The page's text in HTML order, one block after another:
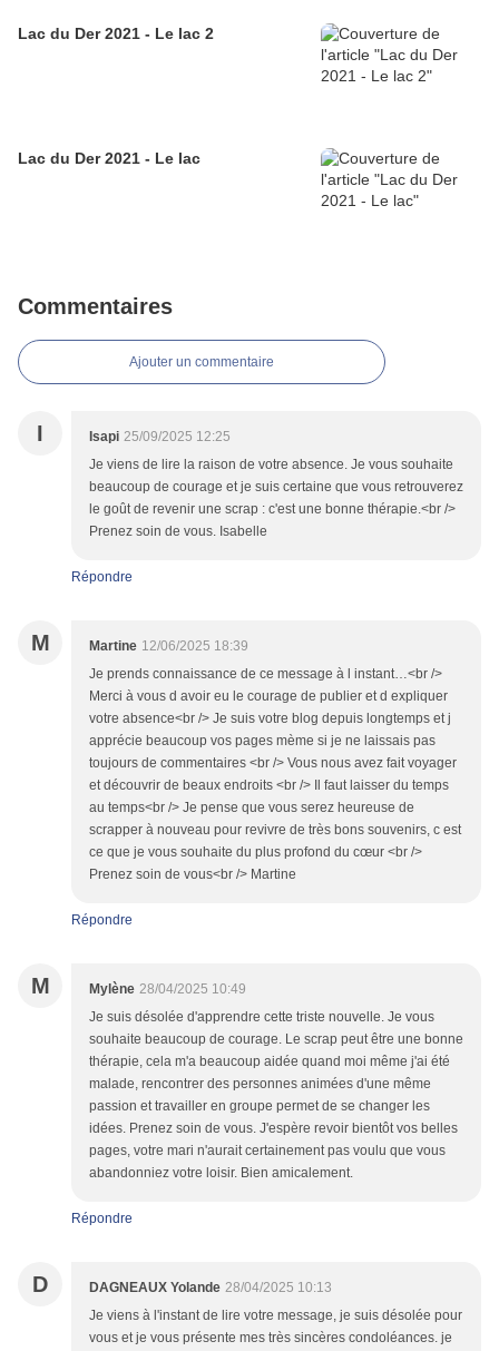
Lac du Der 2021 - Le lac 2
Lac du Der 2021 - Le lac
Commentaires
Ajouter un commentaire
I Isapi 25/09/2025 12:25
Je viens de lire la raison de votre absence. Je vous souhaite
beaucoup de courage et je suis certaine que vous retrouverez
le goût de revenir une scrap : c'est une bonne thérapie.<br />
Prenez soin de vous. Isabelle
Répondre
M Martine 12/06/2025 18:39
Je prends connaissance de ce message à l instant…<br />
Merci à vous d avoir eu le courage de publier et d expliquer
votre absence<br /> Je suis votre blog depuis longtemps et j
apprécie beaucoup vos pages mème si je ne laissais pas
toujours de commentaires <br /> Vous nous avez fait voyager
et découvrir de beaux endroits <br /> Il faut laisser du temps
au temps<br /> Je pense que vous serez heureuse de
scrapper à nouveau pour revivre de très bons souvenirs, c est
ce que je vous souhaite du plus profond du cœur <br />
Prenez soin de vous<br /> Martine
Répondre
M Mylène 28/04/2025 10:49
Je suis désolée d'apprendre cette triste nouvelle. Je vous
souhaite beaucoup de courage. Le scrap peut être une bonne
thérapie, cela m'a beaucoup aidée quand moi même j'ai été
malade, rencontrer des personnes animées d'une même
passion et travailler en groupe permet de se changer les
idées. Prenez soin de vous. J'espère revoir bientôt vos belles
pages, votre mari n'aurait certainement pas voulu que vous
abandonniez votre loisir. Bien amicalement.
Répondre
D DAGNEAUX Yolande 28/04/2025 10:13
Je viens à l'instant de lire votre message, je suis désolée pour
vous et je vous présente mes très sincères condoléances. je